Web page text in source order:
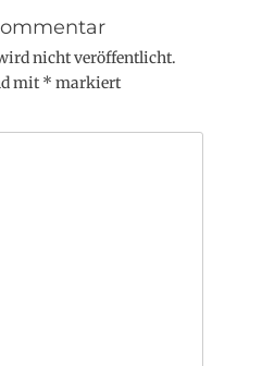
nicht veröffentlicht.
mit * markiert